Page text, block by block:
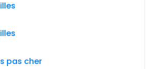
pas cher